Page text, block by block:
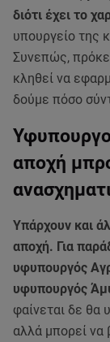
διότι έχει το
υπουργείο της
Συνεπώς,
κληθεί να
δούμε πόσο
αποχή
Υπάρχουν και
αποχή. Για
υφυπουργός
υφυπουργός
φαίνεται δε θα
αλλά μπορεί να